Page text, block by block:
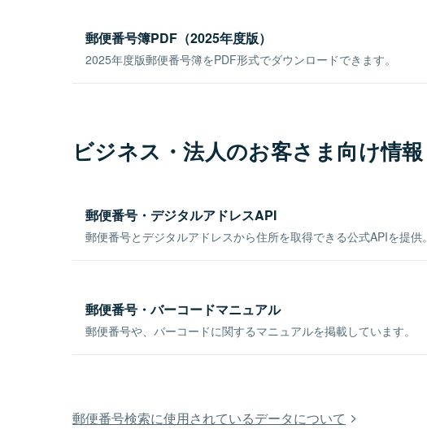
郵便番号簿PDF（2025年度版）
2025年度版郵便番号簿をPDF形式でダウンロードできます。
ビジネス・法人のお客さま向け情報
郵便番号・デジタルアドレスAPI
郵便番号とデジタルアドレスから住所を取得できる公式APIを提供。
郵便番号・バーコードマニュアル
郵便番号や、バーコードに関するマニュアルを掲載しています。
郵便番号検索に使用されているデータについて